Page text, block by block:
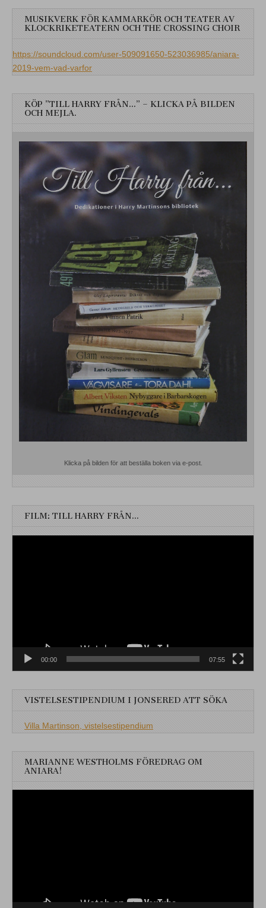
MUSIKVERK FÖR KAMMARKÖR OCH TEATER AV
KLOCKRIKETEATERN OCH THE CROSSING CHOIR
https://soundcloud.com/user-509091650-523036985/aniara-
2019-vem-vad-varfor
KÖP ”TILL HARRY FRÅN…” – KLICKA PÅ BILDEN
OCH MEJLA.
Klicka på bilden för att beställa boken via e-post.
FILM: TILL HARRY FRÅN…
00:00 07:55
VISTELSESTIPENDIUM I JONSERED ATT SÖKA
Villa Martinson, vistelsestipendium
MARIANNE WESTHOLMS FÖREDRAG OM
ANIARA!